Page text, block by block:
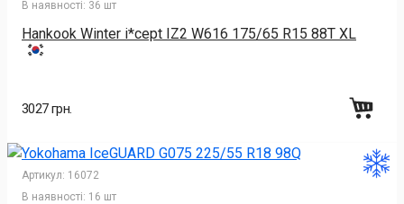
В наявності: 36 шт
Hankook Winter i*cept IZ2 W616 175/65 R15 88T XL
3027 грн.
Артикул: 16072
В наявності: 16 шт